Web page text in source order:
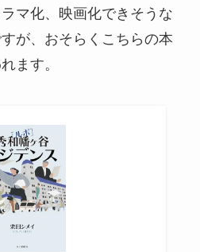
マ化、映画化できそうな
が、おそらくこちらの本
ます。